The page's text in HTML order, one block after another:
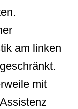
am linken
mit